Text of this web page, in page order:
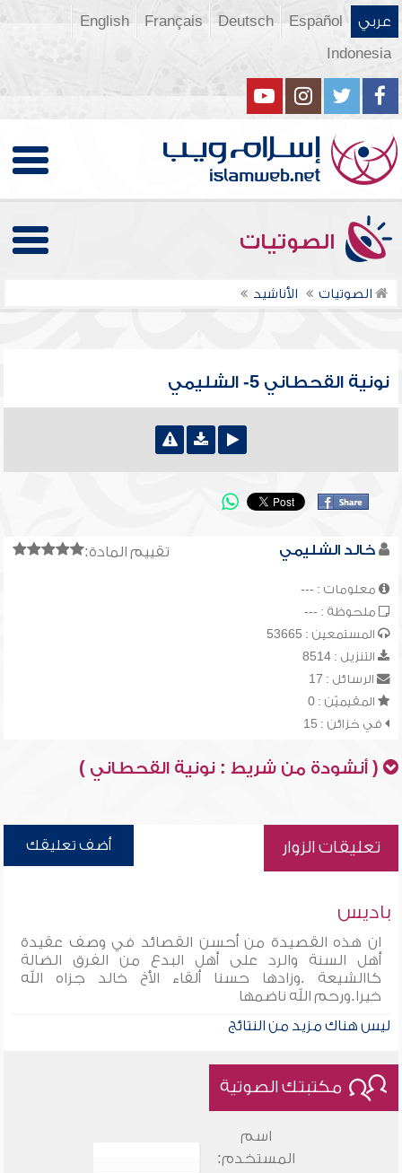
عربي Español
Deutsch
Français
English
Indonesia
الصوتيات
الصوتيات الأناشيد
نونية القحطاني 5- الشليمي
تقييم المادة: خالد الشليمي
معلومات : ---
ملحوظة : ---
المستمعين : 53665
التنزيل : 8514
الرسائل : 17
المقيميّن : 0
في خزائن : 15
( أنشودة من شريط : نونية القحطاني )
تعليقات الزوار أضف تعليقك
باديس
ان هذه القصيدة من أحسن القصائد في وصف عقيدة
أهل السنة والرد على أهل البدع من الفرق الضالة
كاالشيعة .وزادها حسنا ألقاء الأخ خالد جزاه الله
خيرا.ورحم الله ناضمها
ليس هناك مزيد من النتائج
مكتبتك الصوتية
اسم
المستخدم: